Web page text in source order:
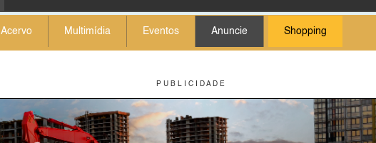
Acervo Multimídia Eventos Anuncie Shopping
P U B L I C I D A D E